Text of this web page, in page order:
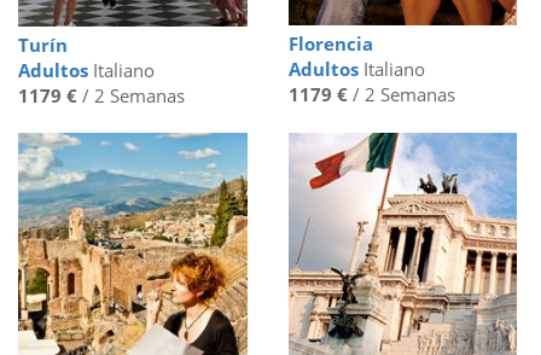
Turín
Adultos Italiano
1179 € / 2 Semanas
Florencia
AdultosItaliano
1179 €/ 2 Semanas